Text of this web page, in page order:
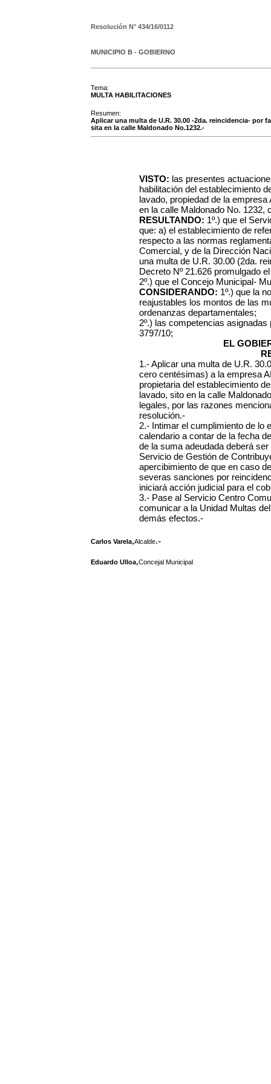
Resolución N° 434/16/0112
MUNICIPIO B - GOBIERNO
Tema:
MULTA HABILITACIONES
Resumen:
Aplicar una multa de U.R. 30.00 -2da. reincidencia- por
sita en la calle Maldonado No.1232.-
VISTO: las presentes
habilitación del establecimiento
lavado, propiedad de la
en la calle Maldonado No. 1232,
RESULTANDO: 1º.) que el
que: a) el establecimiento de
respecto a las normas
Comercial, y de la Dirección
una multa de U.R. 30.00 (2da.
Decreto Nº 21.626 promulgado
2º.) que el Concejo Municipal-
CONSIDERANDO: 1º.) que la
reajustables los montos de las
ordenanzas departamentales;
2º.) las competencias
3797/10;
EL
1.- Aplicar una multa de U.R.
cero centésimas) a la empresa
propietaria del establecimiento
lavado, sito en la calle
legales, por las razones
resolución.-
2.- Intimar el cumplimiento de lo
calendario a contar de la fecha
de la suma adeudada deberá
Servicio de Gestión de
apercibimiento de que en caso
severas sanciones por
iniciará acción judicial para el
3.- Pase al Servicio Centro
comunicar a la Unidad Multas
demás efectos.-
Carlos Varela,Alcalde.-
Eduardo Ulloa,Concejal Municipal